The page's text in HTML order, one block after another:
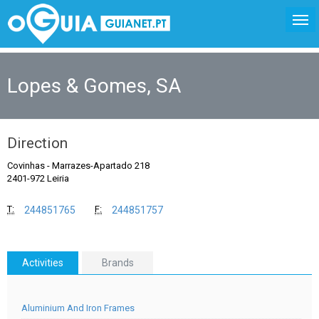
Lopes & Gomes, SA
Direction
Covinhas - Marrazes-Apartado 218
2401-972 Leiria
T: 244851765 F: 244851757
Activities Brands
Aluminium And Iron Frames